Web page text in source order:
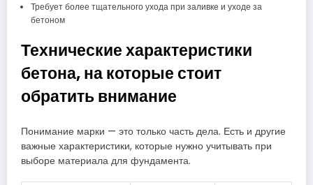
Требует более тщательного ухода при заливке и уходе за
бетоном
Технические характеристики
бетона, на которые стоит
обратить внимание
Понимание марки — это только часть дела. Есть и другие
важные характеристики, которые нужно учитывать при
выборе материала для фундамента.